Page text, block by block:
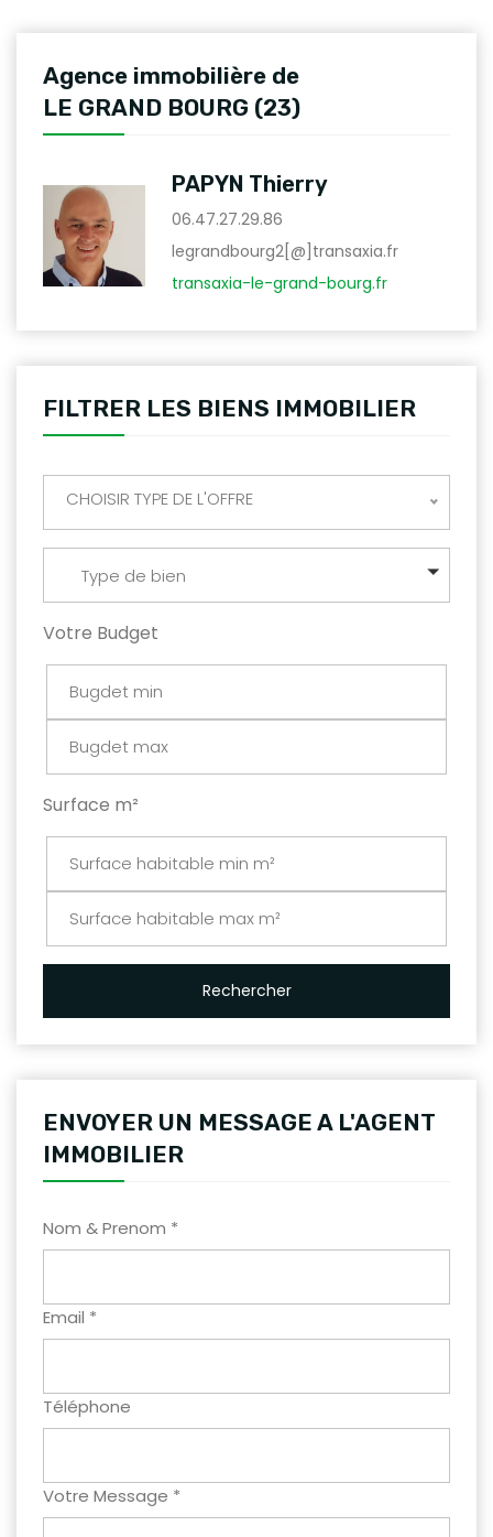
Agence immobilière de
LE GRAND BOURG (23)
PAPYN Thierry
06.47.27.29.86
legrandbourg2[@]transaxia.fr
transaxia-le-grand-bourg.fr
FILTRER LES BIENS IMMOBILIER
CHOISIR TYPE DE L'OFFRE
Type de bien
Votre Budget
Surface m²
Rechercher
ENVOYER UN MESSAGE A L'AGENT
IMMOBILIER
Nom & Prenom *
Email *
Téléphone
Votre Message *